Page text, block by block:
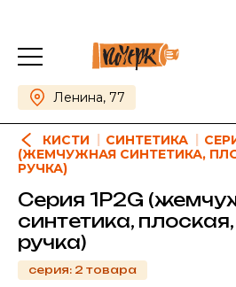
Ленина, 77
КИСТИ СИНТЕТИКА
(ЖЕМЧУЖНАЯ СИНТЕТИКА,
РУЧКА)
Серия 1P2G
синтетика,
ручка)
серия: 2 товара